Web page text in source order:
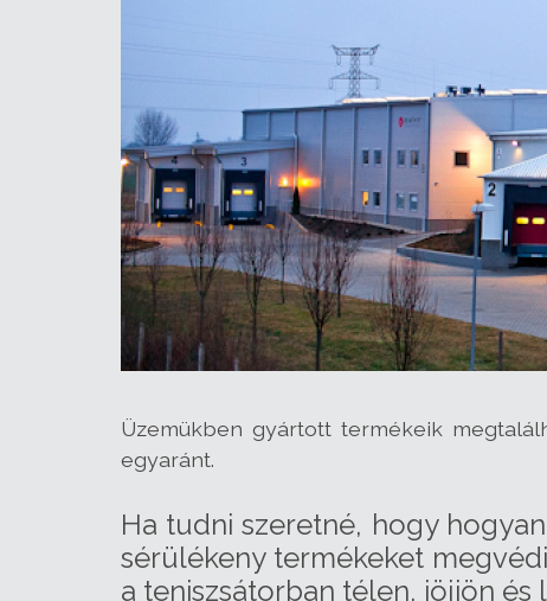
Üzemükben gyártott termékeik
egyaránt.
Ha tudni szeretné, hogy
sérülékeny termékeket
a teniszsátorban télen, jöjjön és